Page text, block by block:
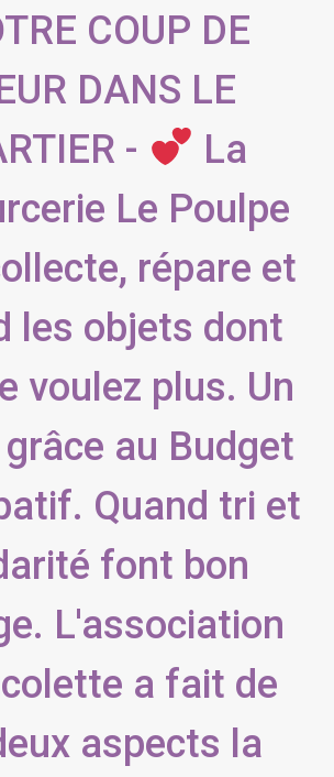
COUP DE
DANS LE
-
La
Le Poulpe
répare et
les objets dont
voulez plus. Un
au Budget
Quand tri et
font bon
L'association
a fait de
aspects la